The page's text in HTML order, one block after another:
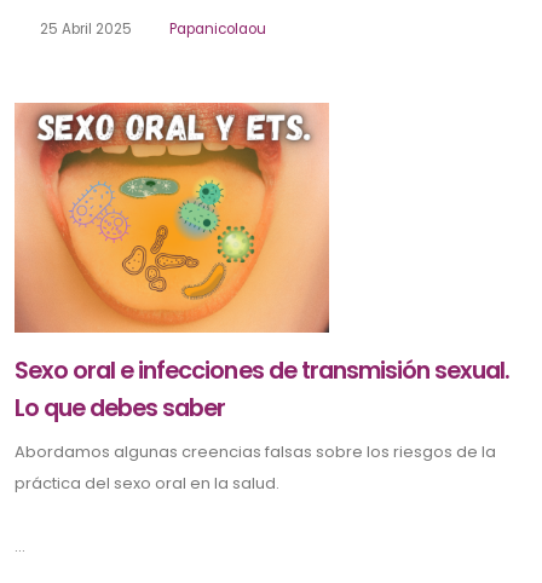
25 Abril 2025 Papanicolaou
Sexo oral e infecciones de transmisión sexual.
Lo que debes saber
Abordamos algunas creencias falsas sobre los riesgos de la
práctica del sexo oral en la salud.
...